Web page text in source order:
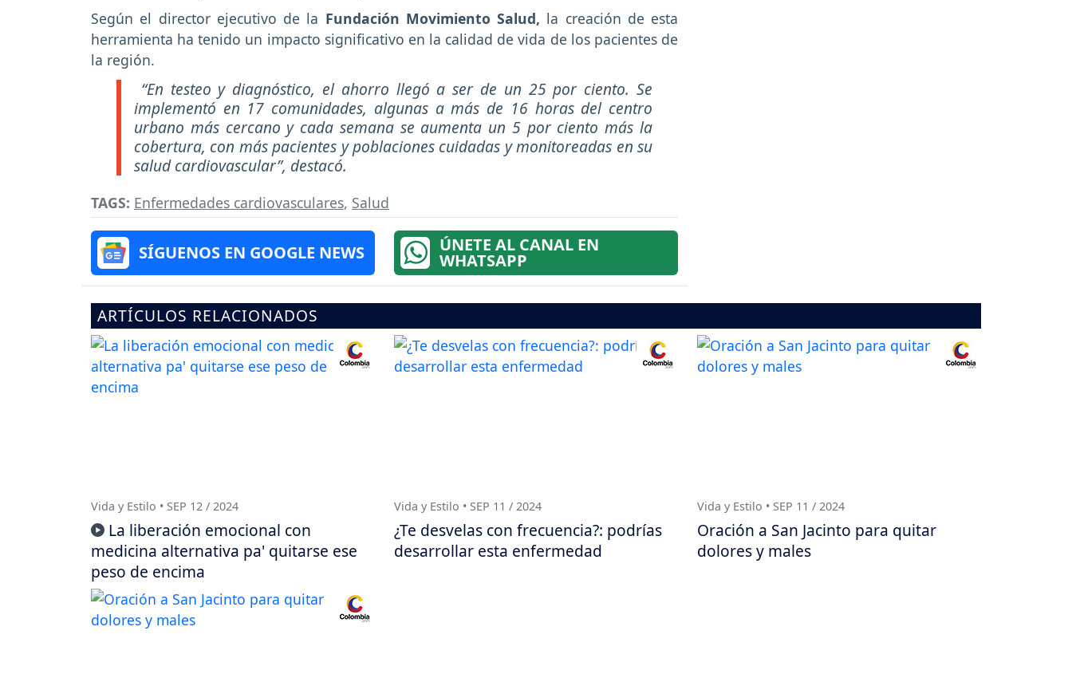
Según el director ejecutivo de la Fundación Movimiento Salud, la creación de esta
herramienta ha tenido un impacto significativo en la calidad de vida de los pacientes de
la región.
“En testeo y diagnóstico, el ahorro llegó a ser de un 25 por ciento. Se
implementó en 17 comunidades, algunas a más de 16 horas del centro
urbano más cercano y cada semana se aumenta un 5 por ciento más la
cobertura, con más pacientes y poblaciones cuidadas y monitoreadas en su
salud cardiovascular”, destacó.
TAGS: Enfermedades cardiovasculares, Salud
SÍGUENOS EN GOOGLE NEWS ÚNETE AL CANAL EN
WHATSAPP
ARTÍCULOS RELACIONADOS
Vida y Estilo • SEP 12 / 2024
La liberación emocional con
medicina alternativa pa' quitarse ese
peso de encima
Vida y Estilo • SEP 11 / 2024
¿Te desvelas con frecuencia?: podrías
desarrollar esta enfermedad
Vida y Estilo • SEP 11 / 2024
Oración a San Jacinto para quitar
dolores y males